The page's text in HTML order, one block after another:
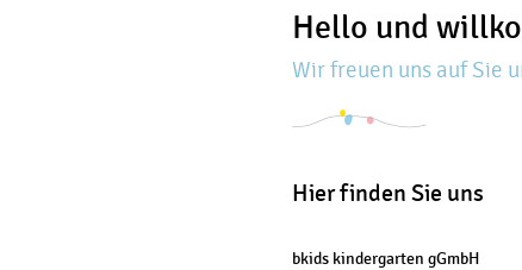
Hello und
Wir freuen uns auf Sie
Hier finden Sie uns
bkids kindergarten gGmbH